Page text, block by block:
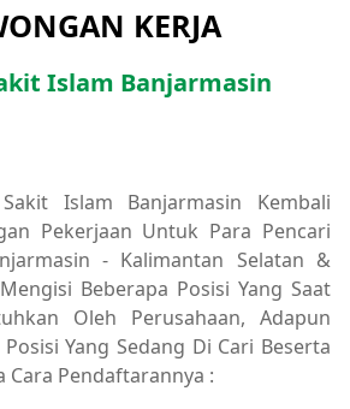
KERJA
Islam Banjarmasin
Islam Banjarmasin Kembali
Pekerjaan Untuk Para Pencari
- Kalimantan Selatan &
Beberapa Posisi Yang Saat
Oleh Perusahaan, Adapun
Yang Sedang Di Cari Beserta
Cara Pendaftarannya :